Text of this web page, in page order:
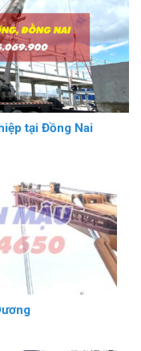
tại Đồng Nai